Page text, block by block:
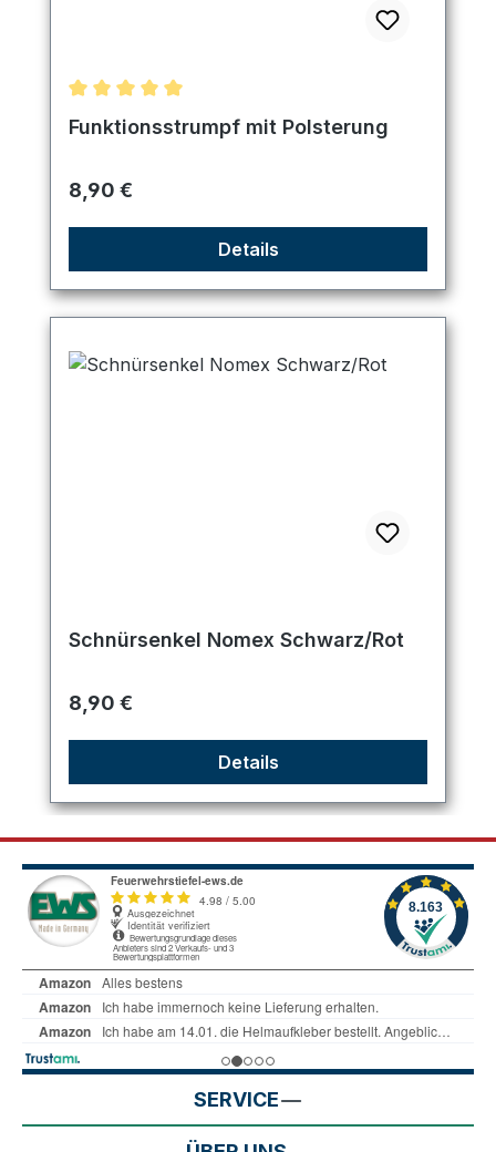
Durchschnittliche Bewertung von 5 von 5 Sternen
Funktionsstrumpf mit Polsterung
Regulärer Preis:
8,90 €
Details
Schnürsenkel Nomex Schwarz/Rot
Regulärer Preis:
8,90 €
Details
SERVICE